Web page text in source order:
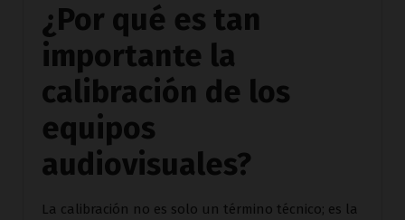
¿Por qué es tan
importante la
calibración de los
equipos
audiovisuales?
La calibración no es solo un término técnico; es la